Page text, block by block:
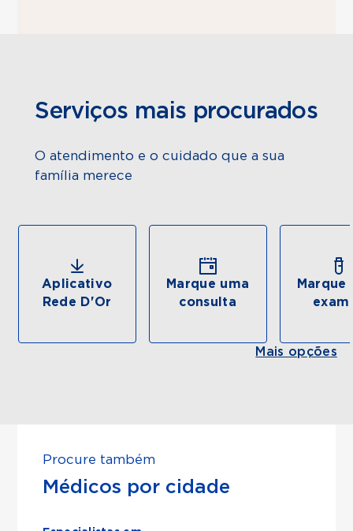
Serviços mais procurados
O atendimento e o cuidado que a sua
família merece
Aplicativo
Rede D'Or
Marque uma
consulta
Marque
Mais opções
Procure também
Médicos por cidade